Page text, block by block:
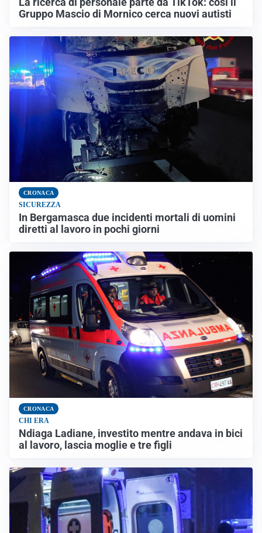
Gruppo Mascio di Mornico cerca nuovi autisti
CRONACA
SICUREZZA
In Bergamasca due incidenti mortali di uomini
diretti al lavoro in pochi giorni
CRONACA
CHI ERA
Ndiaga Ladiane, investito mentre andava in bici
al lavoro, lascia moglie e tre figli